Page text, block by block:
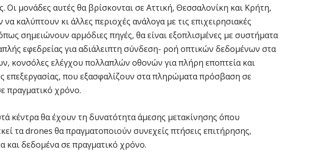
Οι μονάδες αυτές θα βρίσκονται σε Αττική, Θεσσαλονίκη και Κρήτη,
καλύπτουν κι άλλες περιοχές ανάλογα με τις επιχειρησιακές
σημειώνουν αρμόδιες πηγές, θα είναι εξοπλισμένες με συστήματα
εφεδρείας για αδιάλειπτη σύνδεση- ροή οπτικών δεδομένων στα
κονσόλες ελέγχου πολλαπλών οθονών για πλήρη εποπτεία και
επεξεργασίας, που εξασφαλίζουν στα πληρώματα πρόσβαση σε
πραγματικό χρόνο.
κέντρα θα έχουν τη δυνατότητα άμεσης μετακίνησης όπου
τα drones θα πραγματοποιούν συνεχείς πτήσεις επιτήρησης,
και δεδομένα σε πραγματικό χρόνο.